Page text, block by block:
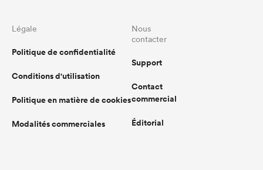
Légale
Politique de confidentialité
Conditions d'utilisation
Politique en matière de cookies
Modalités commerciales
Nous
contacter
Support
Contact
commercial
Éditorial